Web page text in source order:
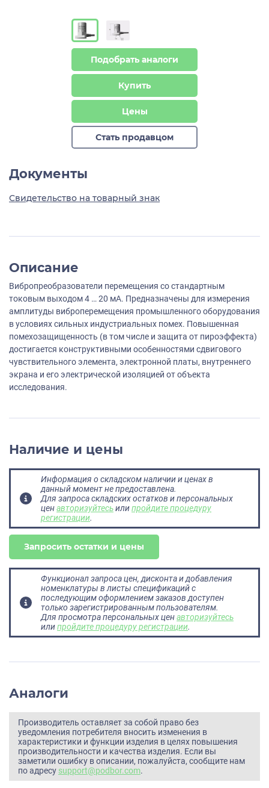
Подобрать аналоги
Купить
Цены
Стать продавцом
Документы
Свидетельство на товарный знак
Описание
Вибропреобразователи перемещения со стандартным
токовым выходом 4 … 20 мА. Предназначены для измерения
амплитуды виброперемещения промышленного оборудования
в условиях сильных индустриальных помех. Повышенная
помехозащищенность (в том числе и защита от пироэффекта)
достигается конструктивными особенностями сдвигового
чувствительного элемента, электронной платы, внутреннего
экрана и его электрической изоляцией от объекта
исследования.
Наличие и цены
Информация о складском наличии и ценах в
данный момент не предоставлена.
Для запроса складских остатков и персональных
ценавторизуйтесьилипройдите процедуру
регистрации.
Запросить остатки и цены
Функционал запроса цен, дисконта и добавления
номенклатуры в листы спецификаций с
последующим оформлением заказов доступен
только зарегистрированным пользователям.
Для просмотра персональных ценавторизуйтесь
илипройдите процедуру регистрации.
Аналоги
Производитель оставляет за собой право без
уведомления потребителя вносить изменения в
характеристики и функции изделия в целях повышения
производительности и качества изделия. Если вы
заметили ошибку в описании, пожалуйста, сообщите нам
по адресу support@podbor.com.